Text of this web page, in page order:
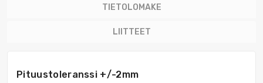
TIETOLOMAKE
LIITTEET
Pituustoleranssi +/-2mm